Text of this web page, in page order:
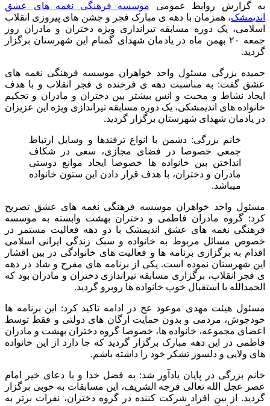
به گزارش روابط عمومی موسسه فرهنگی نغمه های عشق
اندیمشک، همزمان با دهه ی مبارک فجر و جشن های پیروزی انقلاب
اسلامی، یک دوره مسابقه تیراندازی ویژه دختران و مادران روز
جمعه ۲۰ بهمن ماه در یادمان شهدای گمنام این شهرستان برگزار
گردید.
حمیده بزرگی مسئول واحد خواهران موسسه فرهنگی نغمه های
عشق گفت: به مناسبت دهه ی فرخنده ی فجر انقلاب و با هدف
ایجاد نشاط و محبت و انس بیشتر بین دختران و مادران و تحکیم
خانواده های اندیمشکی، یک دوره مسابقه تیراندازی ویژه این عزیزان
در یادمان شهدای شهرستان برگزار گردید.
خانم بزرگی: دشمن با انواع ترفندها و وسایل ارتباط
جمعی خصوصا در فضای مجازی، سعی در شکاف
انداختن بین خانواده ها خصوصا ایجاد موانع دوستی
مادران و دختران، با هدف قرار دادن این ستون خانواده
میباشد.
مسئول واحد خواهران موسسه فرهنگی نغمه های عشق تصریح
کرد: گروه مادران فاطمی و دختران بهشت وابسته به موسسه
فرهنگی نغمه های عشق اندیمشک با دو دهه فعالیت مستمر در
خصوص مسائل مربوط به خانواده و سبک زندگی ایرانی اسلامی
اقدام به برگزاری برنامه ها و فعالیت های خانوادگی در بین اقشار
این شهرستان نموده است. یکی از برنامه های مفرح و شاد در دهه
ی فجر انقلاب، برگزاری مسابقه تیراندازی دختران و مادران بود که
الحمدالله با استقبال خوب خانواده ها روبرو گردید.
مسئول هیئت مهدی موعود عج در ادامه تاکید کرد: این برنامه ها
خودجوش، مردمی و بدون حمایت ارگان های دولتی و فقط توسط
اعضای مجموعه، خانواده ها، خصوصا گروه دختران بهشت و مادران
فاطمی در این دهه مبارک برگزار گردید که جا دارد از این خانواده
های ولایی و دلسوز تشکر خود را داشته باشم.
خانم بزرگی در پایان یادآور شد: به فضل خدا و با دعای خیر امام
عصر عجل الله تعالی فرجه الشریف، این مسابقات به خوبی برگزار
گردید. از بین افراد شرکت کننده در گروه دختران، نفرات برتر به